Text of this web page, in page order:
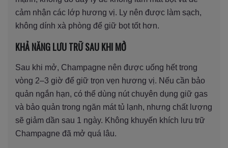
cảm nhận các lớp hương vị. Ly nên được làm sạch,
không dính xà phòng để giữ bọt tốt hơn.
KHẢ NĂNG LƯU TRỮ SAU KHI MỞ
Sau khi mở, Champagne nên được uống hết trong
vòng 2–3 giờ để giữ trọn vẹn hương vị. Nếu cần bảo
quản ngắn hạn, có thể dùng nút chuyên dụng giữ gas
và bảo quản trong ngăn mát tủ lạnh, nhưng chất lượng
sẽ giảm dần sau 1 ngày. Không khuyến khích lưu trữ
Champagne đã mở quá lâu.